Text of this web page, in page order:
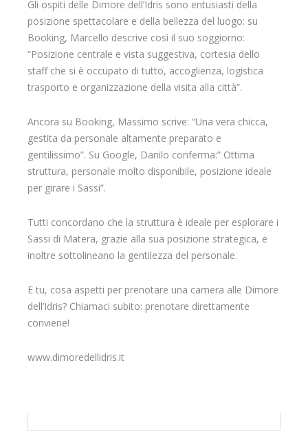
Gli ospiti delle Dimore dell’Idris sono entusiasti della
posizione spettacolare e della bellezza del luogo: su
Booking, Marcello descrive così il suo soggiorno:
“Posizione centrale e vista suggestiva, cortesia dello
staff che si è occupato di tutto, accoglienza, logistica
trasporto e organizzazione della visita alla città”.
Ancora su Booking, Massimo scrive: “Una vera chicca,
gestita da personale altamente preparato e
gentilissimo”. Su Google, Danilo conferma:” Ottima
struttura, personale molto disponibile, posizione ideale
per girare i Sassi”.
Tutti concordano che la struttura è ideale per esplorare i
Sassi di Matera, grazie alla sua posizione strategica, e
inoltre sottolineano la gentilezza del personale.
E tu, cosa aspetti per prenotare una camera alle Dimore
dell’Idris? Chiamaci subito: prenotare direttamente
conviene!
www.dimoredellidris.it